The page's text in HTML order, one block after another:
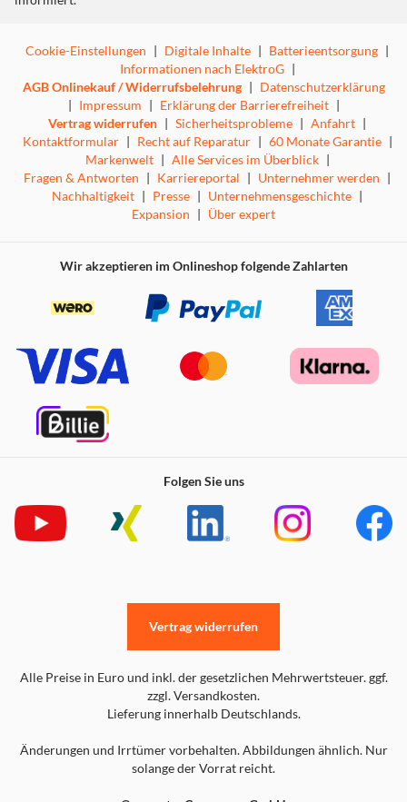
Cookie-Einstellungen | Digitale Inhalte | Batterieentsorgung |
Informationen nach ElektroG |
AGB Onlinekauf / Widerrufsbelehrung | Datenschutzerklärung
| Impressum | Erklärung der Barrierefreiheit |
Vertrag widerrufen | Sicherheitsprobleme | Anfahrt |
Kontaktformular | Recht auf Reparatur | 60 Monate Garantie |
Markenwelt | Alle Services im Überblick |
Fragen & Antworten | Karriereportal | Unternehmer werden |
Nachhaltigkeit | Presse | Unternehmensgeschichte |
Expansion | Über expert
Wir akzeptieren im Onlineshop folgende Zahlarten
Folgen Sie uns
Alle Preise in Euro und inkl. der gesetzlichen Mehrwertsteuer. ggf.
zzgl. Versandkosten.
Lieferung innerhalb Deutschlands.
Änderungen und Irrtümer vorbehalten. Abbildungen ähnlich. Nur
solange der Vorrat reicht.
Vertrag widerrufen